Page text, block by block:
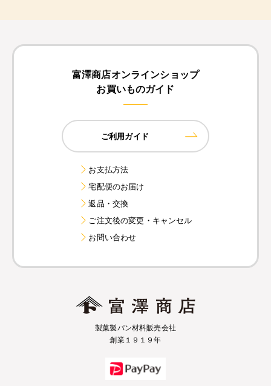
富澤商店オンラインショップ
お買いものガイド
ご利用ガイド
お支払方法
宅配便のお届け
返品・交換
ご注文後の変更・キャンセル
お問い合わせ
製菓製パン材料販売会社
創業１９１９年